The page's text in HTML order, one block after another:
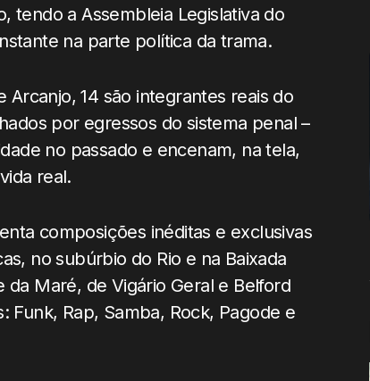
tendo a Assembleia Legislativa do
na parte política da trama.
Arcanjo, 14 são integrantes reais do
por egressos do sistema penal –
no passado e encenam, na tela,
real.
composições inéditas e exclusivas
no subúrbio do Rio e na Baixada
Maré, de Vigário Geral e Belford
Funk, Rap, Samba, Rock, Pagode e